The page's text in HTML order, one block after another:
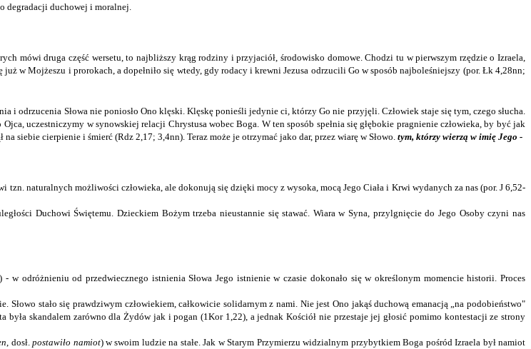
degradacji duchowej i moralnej.
mówi druga część wersetu, to najbliższy krąg rodziny i przyjaciół, środowisko domowe. Chodzi tu w pierwszym rzędzie o Izraela,
w Mojżeszu i prorokach, a dopełniło się wtedy, gdy rodacy i krewni Jezusa odrzucili Go w sposób najboleśniejszy (por. Łk 4,28nn;
i odrzucenia Słowa nie poniosło Ono klęski. Klęskę ponieśli jedynie ci, którzy Go nie przyjęli. Człowiek staje się tym, czego słucha.
uczestniczymy w synowskiej relacji Chrystusa wobec Boga. W ten sposób spełnia się głębokie pragnienie człowieka, by być jak
siebie cierpienie i śmierć (Rdz 2,17; 3,4nn). Teraz może je otrzymać jako dar, przez wiarę w Słowo. tym, którzy wierzą w imię Jego -
tzn. naturalnych możliwości człowieka, ale dokonują się dzięki mocy z wysoka, mocą Jego Ciała i Krwi wydanych za nas (por. J 6,52-
Duchowi Świętemu. Dzieckiem Bożym trzeba nieustannie się stawać. Wiara w Syna, przylgnięcie do Jego Osoby czyni nas
) - w odróżnieniu od przedwiecznego istnienia Słowa Jego istnienie w czasie dokonało się w określonym momencie historii. Proces
stało się prawdziwym człowiekiem, całkowicie solidarnym z nami. Nie jest Ono jakąś duchową emanacją „na podobieństwo"
była skandalem zarówno dla Żydów jak i pogan (1Kor 1,22), a jednak Kościół nie przestaje jej głosić pomimo kontestacji ze strony
, dosł.postawiło namiot) w swoim ludzie na stałe. Jak w Starym Przymierzu widzialnym przybytkiem Boga pośród Izraela był namiot